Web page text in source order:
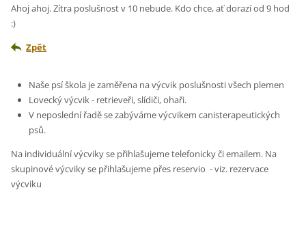
Ahoj ahoj. Zítra poslušnost v 10 nebude. Kdo chce, ať dorazí od 9 hod
:)
Zpět
Naše psí škola je zaměřena na výcvik poslušnosti všech plemen
Lovecký výcvik - retrieveři, slídiči, ohaři.
V neposlední řadě se zabýváme výcvikem canisterapeutických
psů.
Na individuální výcviky se přihlašujeme telefonicky či emailem. Na
skupinové výcviky se přihlašujeme přes reservio - viz. rezervace
výcviku